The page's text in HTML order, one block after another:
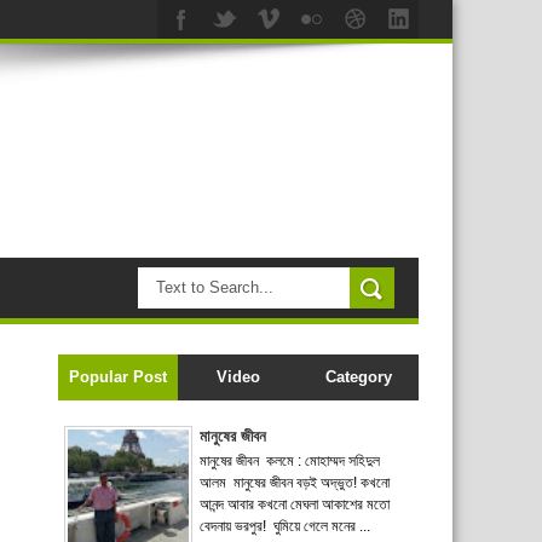
Popular Post Video Category
মানুষের জীবন
মানুষের জীবন কলমে : মোহাম্মদ সহিদুল
আলম মানুষের জীবন বড়ই অদ্ভুত! কখনো
আনন্দ আবার কখনো মেঘলা আকাশের মতো
বেদনায় ভরপুর! ঘুমিয়ে গেলে মনের ...